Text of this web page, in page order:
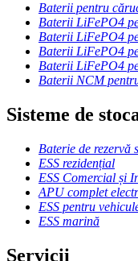
Baterii pentru
Baterii LiFePO4
Baterii LiFePO4
Baterii LiFePO4
Baterii LiFePO4
Baterii NCM
Sisteme de
Baterie de rezervă
ESS rezidențial
ESS Comercial și
APU complet
ESS pentru
ESS marină
Servicii